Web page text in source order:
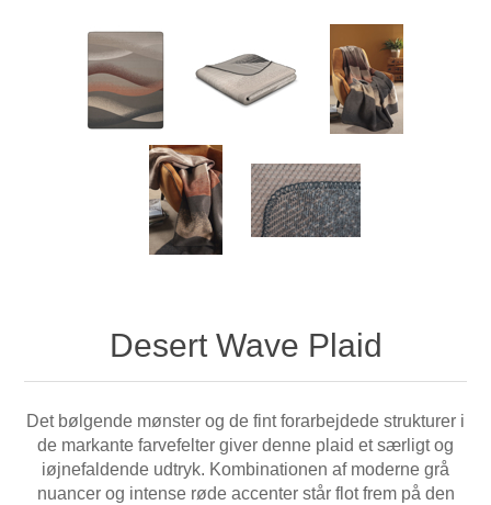
Desert Wave Plaid
Det bølgende mønster og de fint forarbejdede strukturer i
de markante farvefelter giver denne plaid et særligt og
iøjnefaldende udtryk. Kombinationen af moderne grå
nuancer og intense røde accenter står flot frem på den